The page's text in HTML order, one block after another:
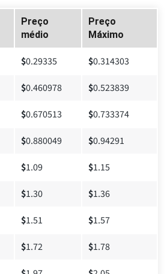
Preço
médio
Preço
Máximo
$0.29335 $0.314303
$0.460978 $0.523839
$0.670513 $0.733374
$0.880049 $0.94291
$1.09 $1.15
$1.30 $1.36
$1.51 $1.57
$1.72 $1.78